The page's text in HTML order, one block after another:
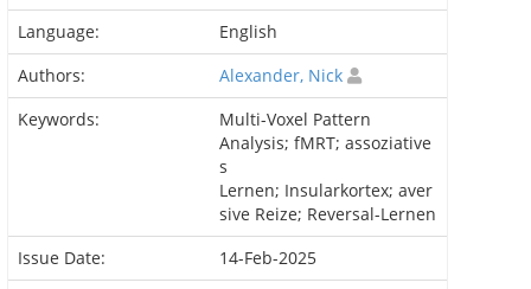
Language:
English
Authors:
Alexander, Nick
Keywords:
Multi-Voxel Pattern
Analysis; fMRT; assoziative
s
Lernen; Insularkortex; aver
sive Reize; Reversal-Lernen
Issue Date:
14-Feb-2025